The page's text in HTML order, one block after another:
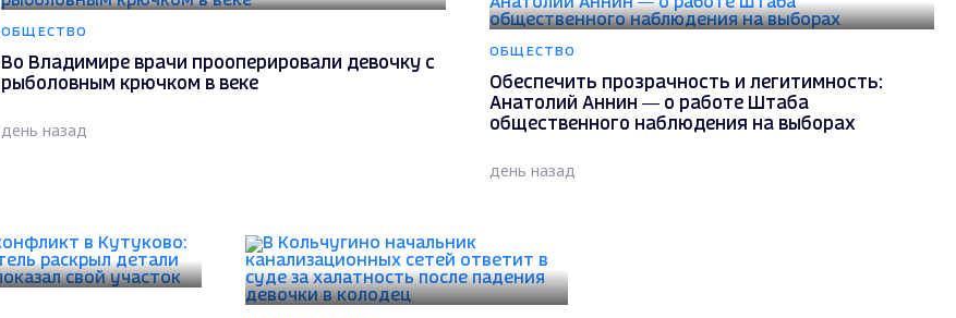
ОБЩЕСТВО
Во Владимире врачи прооперировали девочку с
рыболовным крючком в веке
день назад
ОБЩЕСТВО
Обеспечить прозрачность и легитимность:
Анатолий Аннин — о работе Штаба
общественного наблюдения на выборах
день назад